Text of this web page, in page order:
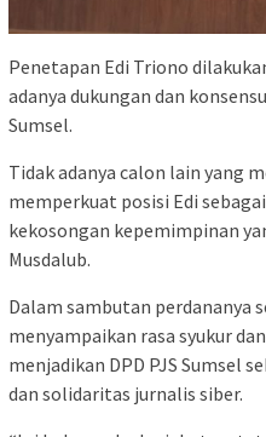
Penetapan Edi Triono
adanya dukungan dan
Sumsel.
Tidak adanya calon lain yang
memperkuat posisi Edi
kekosongan kepemimpinan
Musdalub.
Dalam sambutan perdananya
menyampaikan rasa syukur
menjadikan DPD PJS Sumsel
dan solidaritas jurnalis siber.